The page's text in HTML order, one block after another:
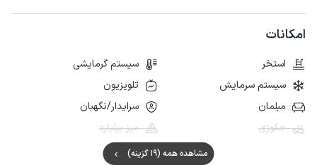
امکانات
استخر
سیستم گرمایشی
سیستم سرمایش
تلویزیون
مبلمان
سرایدار/نگهبان
جکوزی
میز بیلیارد
مشاهده همه (19 گزینه)